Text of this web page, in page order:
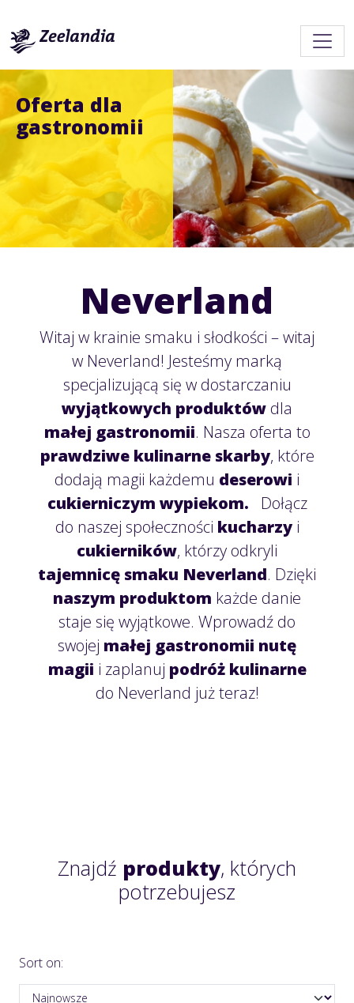
Oferta dla
gastronomii
Neverland
Witaj w krainie smaku i słodkości – witaj
w Neverland! Jesteśmy marką
specjalizującą się w dostarczaniu
wyjątkowych produktów dla
małej gastronomii. Nasza oferta to
prawdziwe kulinarne skarby, które
dodają magii każdemu deserowi i
cukierniczym wypiekom.
Dołącz
do naszej społeczności kucharzyi
cukierników, którzy odkryli
tajemnicę smaku Neverland. Dzięki
naszym produktom każde danie
staje się wyjątkowe. Wprowadź do
swojej małej gastronomii nutę
magii i zaplanuj podróż kulinarne
do Neverland już teraz!
Znajdź produkty, których
potrzebujesz
Sort on: